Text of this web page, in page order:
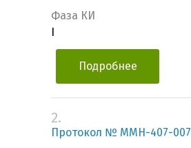
Фаза КИ
Подробнее
2.
Протокол № MMH-407-007